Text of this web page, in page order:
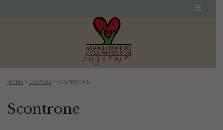
HOME > COMUNI > SCONTRONE
Scontrone